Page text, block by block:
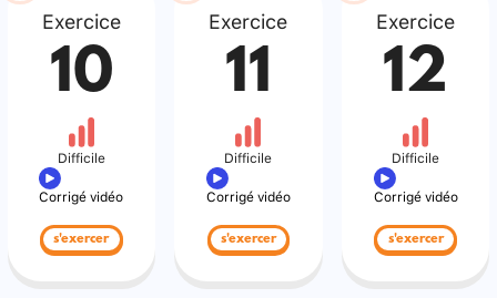
Exercice
10
Difficile
Corrigé vidéo
s'exercer
Exercice
11
Difficile
Corrigé vidéo
s'exercer
Exercice
12
Difficile
Corrigé vidéo
s'exercer